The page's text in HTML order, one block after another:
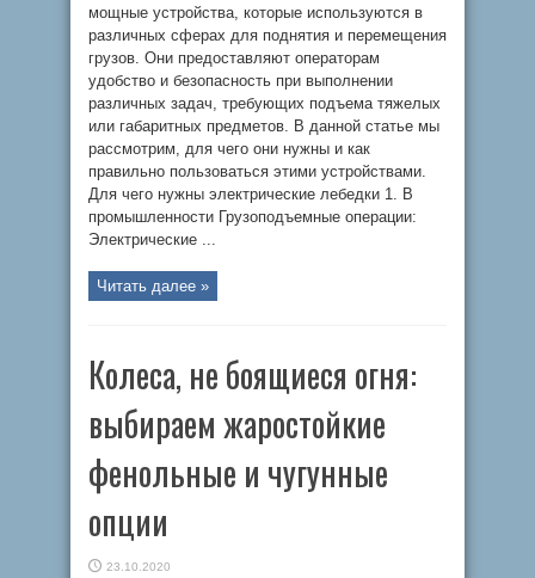
мощные устройства, которые используются в
различных сферах для поднятия и перемещения
грузов. Они предоставляют операторам
удобство и безопасность при выполнении
различных задач, требующих подъема тяжелых
или габаритных предметов. В данной статье мы
рассмотрим, для чего они нужны и как
правильно пользоваться этими устройствами.
Для чего нужны электрические лебедки 1. В
промышленности Грузоподъемные операции:
Электрические ...
Читать далее »
Колеса, не боящиеся огня:
выбираем жаростойкие
фенольные и чугунные
опции
23.10.2020